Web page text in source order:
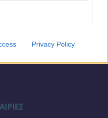
Privacy Policy
Ελλάδα